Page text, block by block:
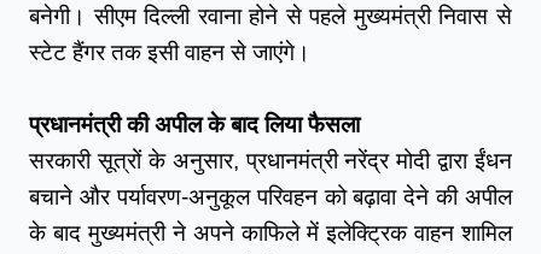
बनेगी। सीएम दिल्ली रवाना होने से पहले मुख्यमंत्री निवास से
स्टेट हैंगर तक इसी वाहन से जाएंगे।
प्रधानमंत्री की अपील के बाद लिया फैसला
सरकारी सूत्रों के अनुसार, प्रधानमंत्री नरेंद्र मोदी द्वारा ईंधन
बचाने और पर्यावरण-अनुकूल परिवहन को बढ़ावा देने की अपील
के बाद मुख्यमंत्री ने अपने काफिले में इलेक्ट्रिक वाहन शामिल